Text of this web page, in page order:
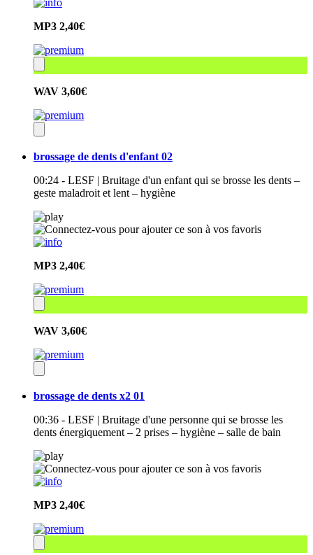
MP3 2,40€
WAV 3,60€
brossage de dents d'enfant 02
00:24 - LESF | Bruitage d'un enfant qui se brosse les dents –
geste maladroit et lent – hygiène
MP3 2,40€
WAV 3,60€
brossage de dents x2 01
00:36 - LESF | Bruitage d'une personne qui se brosse les
dents énergiquement – 2 prises – hygiène – salle de bain
MP3 2,40€